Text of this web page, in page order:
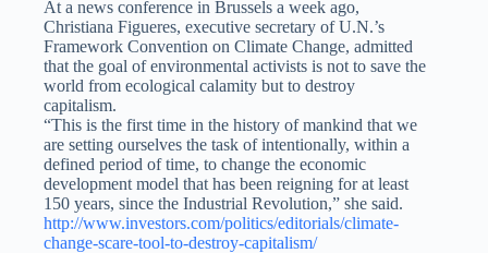
At a news conference in Brussels a week ago,
Christiana Figueres, executive secretary of U.N.’s
Framework Convention on Climate Change, admitted
that the goal of environmental activists is not to save the
world from ecological calamity but to destroy
capitalism.
“This is the first time in the history of mankind that we
are setting ourselves the task of intentionally, within a
defined period of time, to change the economic
development model that has been reigning for at least
150 years, since the Industrial Revolution,” she said.
http://www.investors.com/politics/editorials/climate-
change-scare-tool-to-destroy-capitalism/